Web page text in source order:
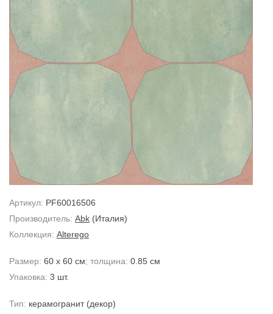
Артикул: PF60016506
Производитель: Abk (Италия)
Коллекция: Alterego
Размер: 60 x 60 см; толщина: 0.85 см
Упаковка: 3 шт.
Тип: керамогранит (декор)